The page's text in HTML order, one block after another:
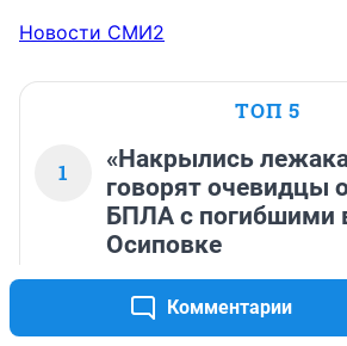
Комментарии
Новости СМИ2
ТОП 5
1
«Накрылись
говорят очевидцы
БПЛА с погибшими
Осиповке